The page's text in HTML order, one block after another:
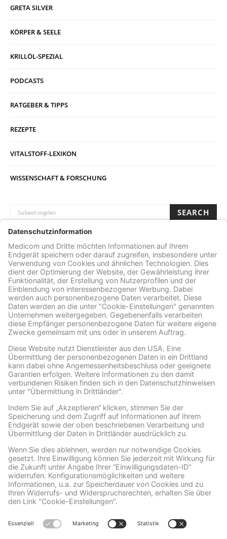
GRETA SILVER
KÖRPER & SEELE
KRILLÖL-SPEZIAL
PODCASTS
RATGEBER & TIPPS
REZEPTE
VITALSTOFF-LEXIKON
WISSENSCHAFT & FORSCHUNG
SUCHE NACH: SEARCH
Archive
ARCHIVE
Facebook
Wir benötigen Ihre Zustimmung, um den Facebook
Wir verwenden Facebook Social Plugins, um
Inhalte einzubetten. Dieser Service kann
Daten zu Ihren Aktivitäten sammeln. Bitte
lesen Sie die Details durch und stimmen Sie
der Nutzung des Service zu, um diese
Inhalte anzuzeigen.
Mehr Informationen
Akzeptieren